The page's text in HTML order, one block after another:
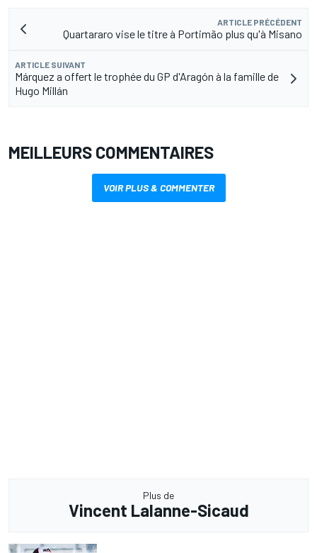
ARTICLE PRÉCÉDENT
Quartararo vise le titre à Portimão plus qu'à Misano
ARTICLE SUIVANT
Márquez a offert le trophée du GP d'Aragón à la famille de
Hugo Millán
MEILLEURS COMMENTAIRES
VOIR PLUS & COMMENTER
Plus de
Vincent Lalanne-Sicaud